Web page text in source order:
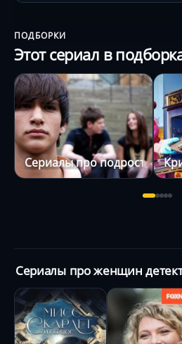
ПОДБОРКИ
Этот сериал в
Сериалы про подростков
Сериалы про женщин